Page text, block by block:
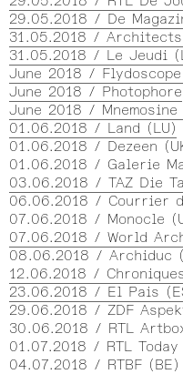
29.05.2018 / De
31.05.2018 /
31.05.2018 / Le Jeudi
June 2018 /
June 2018 / Photophore
June 2018 /
01.06.2018 / Land (LU)
01.06.2018 / Dezeen
01.06.2018 / Galerie
03.06.2018 / TAZ Die
06.06.2018 / C­ourrier
07.06.2018 / Monocle
07.06.2018 / World
08.06.2018 / Archiduc
12.06.2018 /
23.06.2018 / El Pais
29.06.2018 / ZDF
30.06.2018 / RTL
01.07.2018 / RTL Today
04.07.2018 / RTBF (BE)